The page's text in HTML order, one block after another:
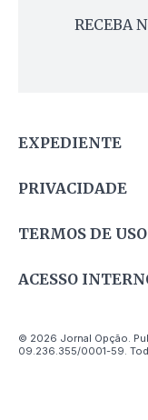
RECEBA
EXPEDIENTE
PRIVACIDADE
TERMOS DE USO
ACESSO
© 2026 Jornal Opção.
09.236.355/0001-59.